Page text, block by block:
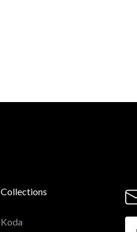
Collections
Koda